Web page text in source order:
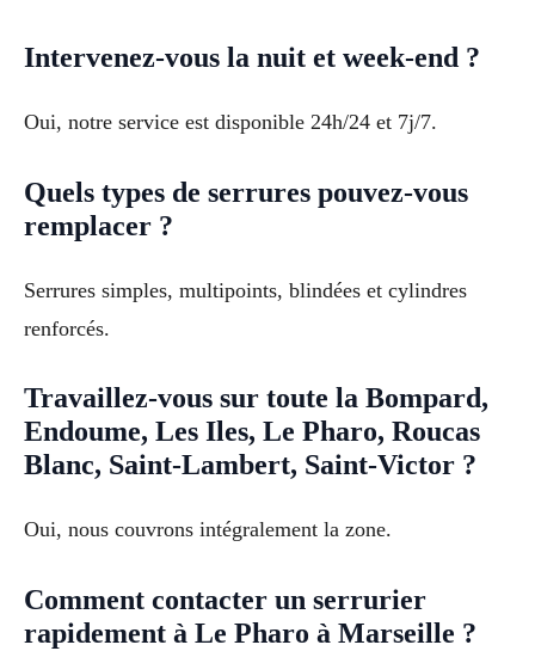
Intervenez-vous la nuit et week-end ?
Oui, notre service est disponible 24h/24 et 7j/7.
Quels types de serrures pouvez-vous
remplacer ?
Serrures simples, multipoints, blindées et cylindres
renforcés.
Travaillez-vous sur toute la Bompard,
Endoume, Les Iles, Le Pharo, Roucas
Blanc, Saint-Lambert, Saint-Victor ?
Oui, nous couvrons intégralement la zone.
Comment contacter un serrurier
rapidement à Le Pharo à Marseille ?